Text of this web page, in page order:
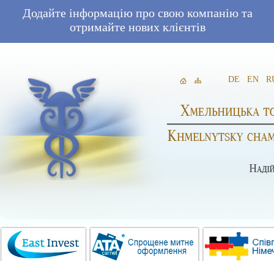
Додайте інформацію про свою компанію та
отримайте нових клієнтів
DE EN